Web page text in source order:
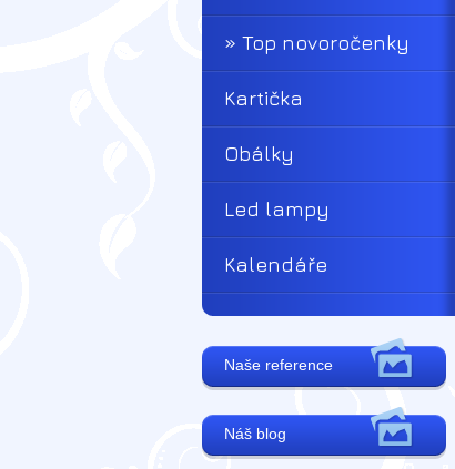
» Top novoročenky
Kartička
Obálky
Led lampy
Kalendáře
Naše reference
Náš blog